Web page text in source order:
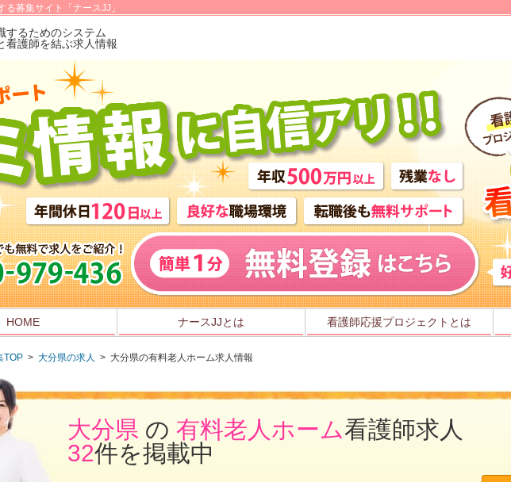
募集サイト「ナースJJ」
するためのシステム
看護師を結ぶ求人情報
HOME ナースJJとは 看護師応援プロジェクトとは
TOP > 大分県の求人 > 大分県の有料老人ホーム求人情報
大分県 の 有料老人ホーム看護師求人
32件を掲載中